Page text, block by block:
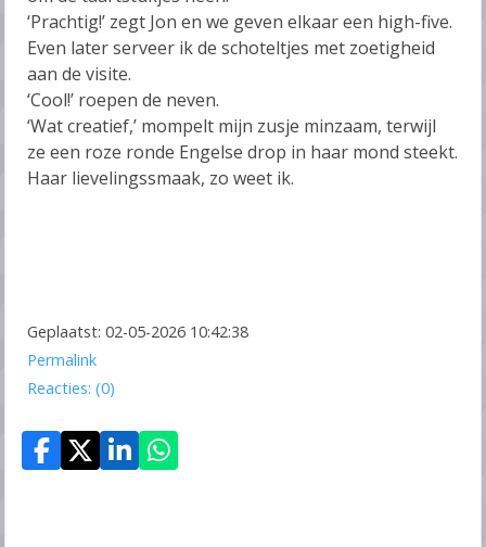
‘Prachtig!’ zegt Jon en we geven elkaar een high-five.
Even later serveer ik de schoteltjes met zoetigheid
aan de visite.
‘Cool!’ roepen de neven.
‘Wat creatief,’ mompelt mijn zusje minzaam, terwijl
ze een roze ronde Engelse drop in haar mond steekt.
Haar lievelingssmaak, zo weet ik.
Geplaatst: 02-05-2026 10:42:38
Permalink
Reacties: (0)